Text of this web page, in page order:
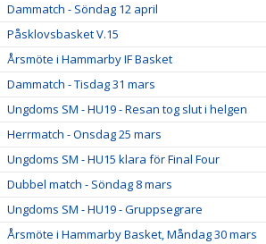
Dammatch - Söndag 12 april
Påsklovsbasket V.15
Årsmöte i Hammarby IF Basket
Dammatch - Tisdag 31 mars
Ungdoms SM - HU19 - Resan tog slut i helgen
Herrmatch - Onsdag 25 mars
Ungdoms SM - HU15 klara för Final Four
Dubbel match - Söndag 8 mars
Ungdoms SM - HU19 - Gruppsegrare
Årsmöte i Hammarby Basket, Måndag 30 mars